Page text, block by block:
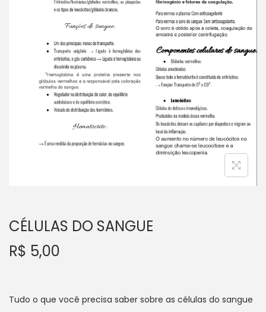
o
CÉLULAS DO SANGUE
R$ 5,00
Tudo o que você precisa saber sobre as células do sangue